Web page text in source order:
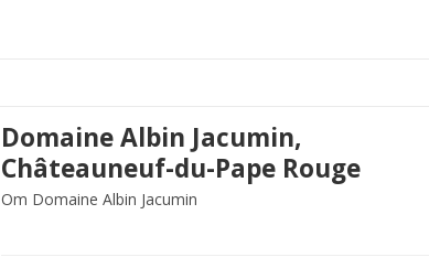
Domaine Albin Jacumin,
Châteauneuf-du-Pape Rouge
Om Domaine Albin Jacumin